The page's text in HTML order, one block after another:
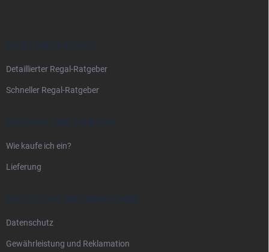
ALLES ÜBER REGALE
Detaillierter Regal-Ratgeber
Schneller Regal-Ratgeber
VERSAND UND ZAHLUNG
Wie kaufe ich ein?
Lieferung
RECHTLICHE INFORMATIONEN
Datenschutz
Gewährleistung und Reklamation